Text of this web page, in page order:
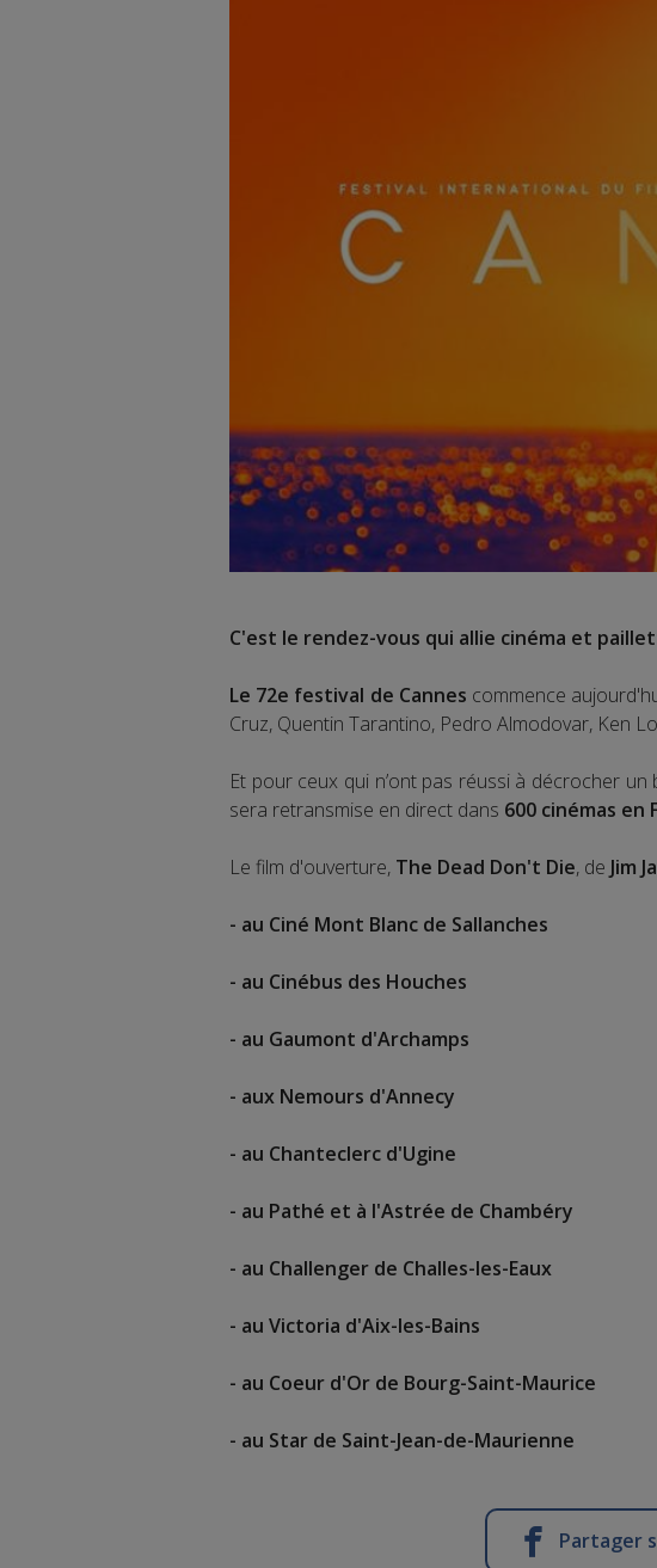
C'est le rendez-vous qui allie cinéma et
Le 72e festival de Cannes commence
Cruz, Quentin Tarantino, Pedro Almodovar, Ken
Et pour ceux qui n’ont pas réussi à décrocher
sera retransmise en direct dans 600 cinémas en
Le film d'ouverture, The Dead Don't Die, de Jim
- au Ciné Mont Blanc de Sallanches
- au Cinébus des Houches
- au Gaumont d'Archamps
- aux Nemours d'Annecy
- au Chanteclerc d'Ugine
- au Pathé et à l'Astrée de Chambéry
- au Challenger de Challes-les-Eaux
- au Victoria d'Aix-les-Bains
- au Coeur d'Or de Bourg-Saint-Maurice
- au Star de Saint-Jean-de-Maurienne
Partager